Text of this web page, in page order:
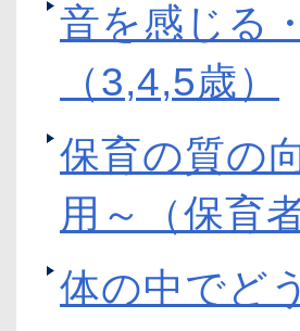
音を感じる
（3,4,5歳）
保育の質の
用～（保育者
体の中でど